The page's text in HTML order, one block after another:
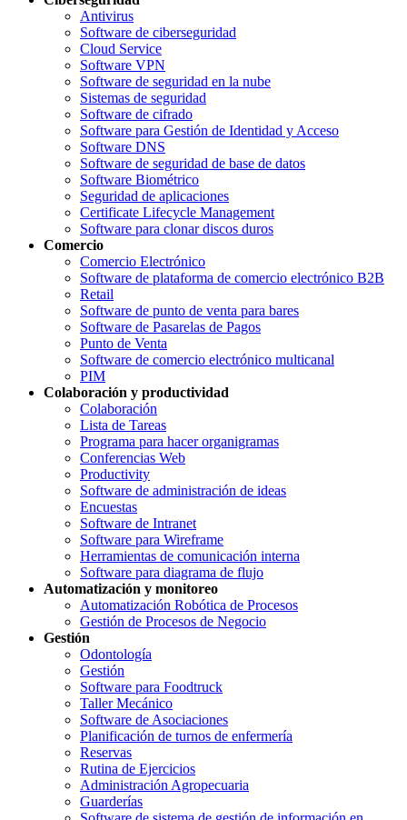
Antivirus
Software de ciberseguridad
Cloud Service
Software VPN
Software de seguridad en la nube
Sistemas de seguridad
Software de cifrado
Software para Gestión de Identidad y Acceso
Software DNS
Software de seguridad de base de datos
Software Biométrico
Seguridad de aplicaciones
Certificate Lifecycle Management
Software para clonar discos duros
Comercio
Comercio Electrónico
Software de plataforma de comercio electrónico B2B
Retail
Software de punto de venta para bares
Software de Pasarelas de Pagos
Punto de Venta
Software de comercio electrónico multicanal
PIM
Colaboración y productividad
Colaboración
Lista de Tareas
Programa para hacer organigramas
Conferencias Web
Productivity
Software de administración de ideas
Encuestas
Software de Intranet
Software para Wireframe
Herramientas de comunicación interna
Software para diagrama de flujo
Automatización y monitoreo
Automatización Robótica de Procesos
Gestión de Procesos de Negocio
Gestión
Odontología
Gestión
Software para Foodtruck
Taller Mecánico
Software de Asociaciones
Planificación de turnos de enfermería
Reservas
Rutina de Ejercicios
Administración Agropecuaria
Guarderías